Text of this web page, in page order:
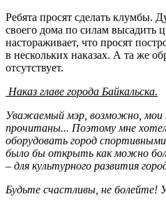
Ребята просят сделать клумбы.
своего дома по силам высадить
настораживает, что просят
в нескольких наказах. А та же
отсутствует.
Наказ главе города Байкальска.
Уважаемый мэр, возможно, мои
прочитаны... Поэтому мне
оборудовать город
было бы открыть как можно
– для культурного развития
Будьте счастливы, не болейте!